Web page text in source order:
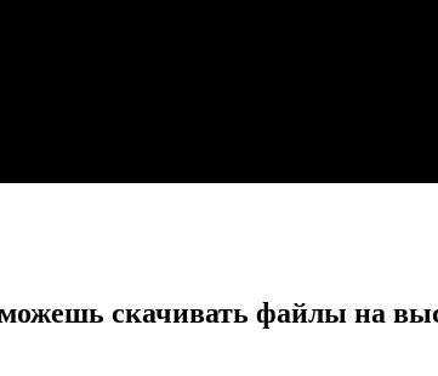
скачивать файлы на